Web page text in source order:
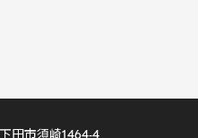
田市須崎1464-4